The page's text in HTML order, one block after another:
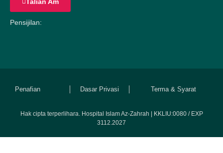
Pensijilan:
Penafian Dasar Privasi Terma & Syarat
Hak cipta terperlihara. Hospital Islam Az-Zahrah | KKLIU:0080 / EXP
3112.2027